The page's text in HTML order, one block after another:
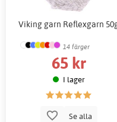
Viking garn Reflexgarn
14 färger
65 kr
I lager
Se alla